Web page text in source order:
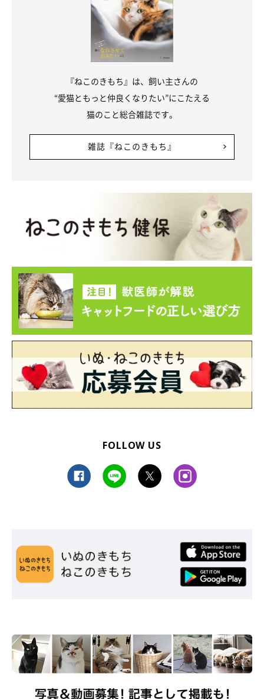
『ねこのきもち』は、飼い主さんの
“愛猫ともっと仲良くなりたい”にこたえる
猫のこと総合雑誌です。
雑誌『ねこのきもち』
FOLLOW US